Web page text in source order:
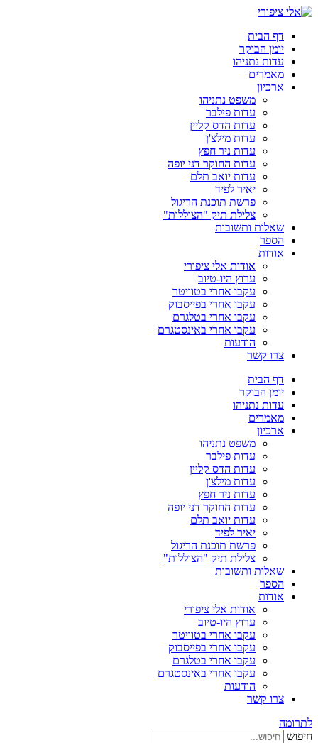
דלג
דף הבית
יומן הבוקר
עדות נתניהו
מאמרים
ארכיון
משפט נתניהו
עדות פילבר
עדות הדס קליין
עדות מילצ'ן
עדות ניר חפץ
עדות החוקר דני יופה
עדות יואב תלם
יאיר לפיד
פרשת תוכנת הריגול
צלילת תיק "הצוללות"
שאלות ותשובות
הספר
אודות
אודות אלי ציפורי
ערוץ היו-טיוב
עקבו אחרי בטוויטר
עקבו אחרי בפייסבוק
עקבו אחרי בטלגרם
עקבו אחרי באינסטגרם
הודעות
צרו קשר
דף הבית
יומן הבוקר
עדות נתניהו
מאמרים
ארכיון
משפט נתניהו
עדות פילבר
עדות הדס קליין
עדות מילצ'ן
עדות ניר חפץ
עדות החוקר דני יופה
עדות יואב תלם
יאיר לפיד
פרשת תוכנת הריגול
צלילת תיק "הצוללות"
שאלות ותשובות
הספר
אודות
אודות אלי ציפורי
ערוץ היו-טיוב
עקבו אחרי בטוויטר
עקבו אחרי בפייסבוק
עקבו אחרי בטלגרם
עקבו אחרי באינסטגרם
הודעות
צרו קשר
לתרומה
חיפוש